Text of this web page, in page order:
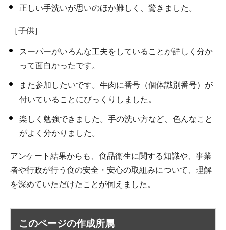
正しい手洗いが思いのほか難しく、驚きました。
［子供］
スーパーがいろんな工夫をしていることが詳しく分か
って面白かったです。
また参加したいです。牛肉に番号（個体識別番号）が
付いていることにびっくりしました。
楽しく勉強できました。手の洗い方など、色んなこと
がよく分かりました。
アンケート結果からも、食品衛生に関する知識や、事業
者や行政が行う食の安全・安心の取組みについて、理解
を深めていただけたことが伺えました。
このページの作成所属